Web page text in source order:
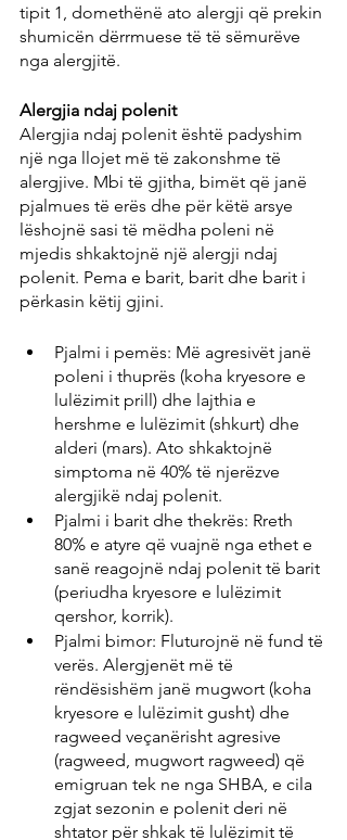
tipit 1, domethënë ato alergji që prekin
shumicën dërrmuese të të sëmurëve
nga alergjitë.
Alergjia ndaj polenit
Alergjia ndaj polenit është padyshim
një nga llojet më të zakonshme të
alergjive. Mbi të gjitha, bimët që janë
pjalmues të erës dhe për këtë arsye
lëshojnë sasi të mëdha poleni në
mjedis shkaktojnë një alergji ndaj
polenit. Pema e barit, barit dhe barit i
përkasin këtij gjini.
Pjalmi i pemës: Më agresivët janë
poleni i thuprës (koha kryesore e
lulëzimit prill) dhe lajthia e
hershme e lulëzimit (shkurt) dhe
alderi (mars). Ato shkaktojnë
simptoma në 40% të njerëzve
alergjikë ndaj polenit.
Pjalmi i barit dhe thekrës: Rreth
80% e atyre që vuajnë nga ethet e
sanë reagojnë ndaj polenit të barit
(periudha kryesore e lulëzimit
qershor, korrik).
Pjalmi bimor: Fluturojnë në fund të
verës. Alergjenët më të
rëndësishëm janë mugwort (koha
kryesore e lulëzimit gusht) dhe
ragweed veçanërisht agresive
(ragweed, mugwort ragweed) që
emigruan tek ne nga SHBA, e cila
zgjat sezonin e polenit deri në
shtator për shkak të lulëzimit të